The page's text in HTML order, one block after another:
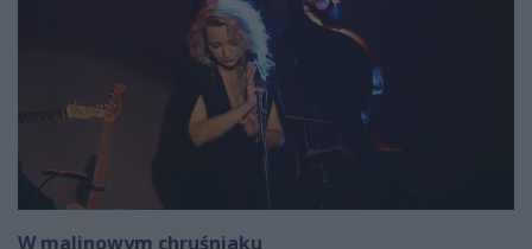
W malinowym chruśniaku